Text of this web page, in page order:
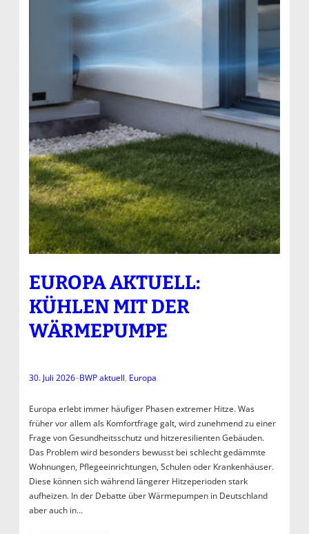
EUROPA AKTUELL:
KÜHLEN MIT DER
WÄRMEPUMPE
30. Juli 2026–BWP aktuell, Europa
Europa erlebt immer häufiger Phasen extremer Hitze. Was
früher vor allem als Komfortfrage galt, wird zunehmend zu einer
Frage von Gesundheitsschutz und hitzeresilienten Gebäuden.
Das Problem wird besonders bewusst bei schlecht gedämmte
Wohnungen, Pflegeeinrichtungen, Schulen oder Krankenhäuser.
Diese können sich während längerer Hitzeperioden stark
aufheizen. In der Debatte über Wärmepumpen in Deutschland
aber auch in…